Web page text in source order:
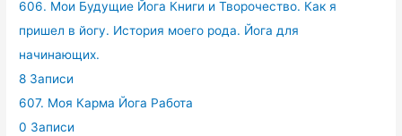
606. Мои Будущие Йога Книги и Творочество. Как я
пришел в йогу. История моего рода. Йога для
начинающих.
8 Записи
607. Моя Карма Йога Работа
0 Записи